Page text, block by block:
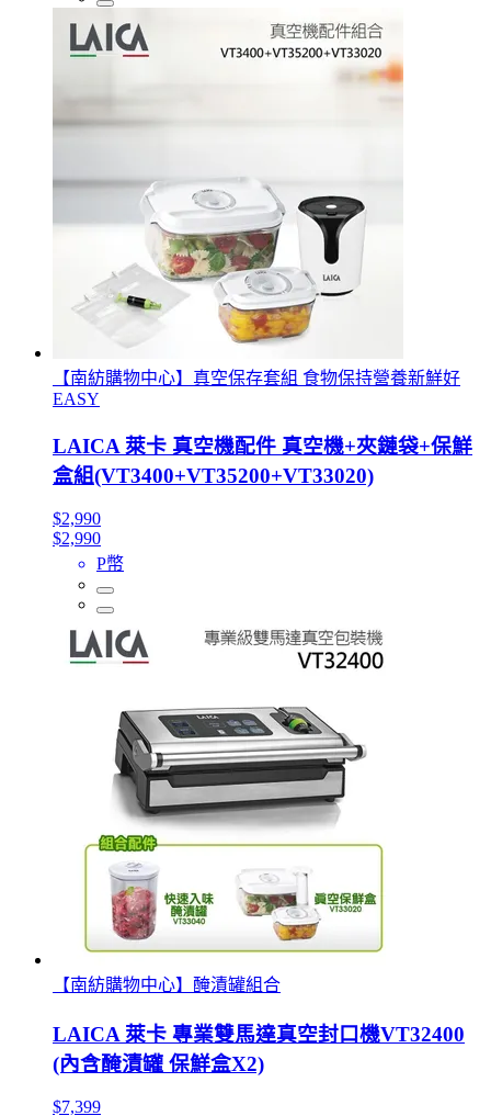
【南紡購物中心】真空保存套組 食物保持營養新鮮好
EASY
LAICA 萊卡 真空機配件 真空機+夾鏈袋+保鮮
盒組(VT3400+VT35200+VT33020)
$2,990
$2,990
P幣
【南紡購物中心】醃漬罐組合
LAICA 萊卡 專業雙馬達真空封口機VT32400
(內含醃漬罐 保鮮盒X2)
$7,399